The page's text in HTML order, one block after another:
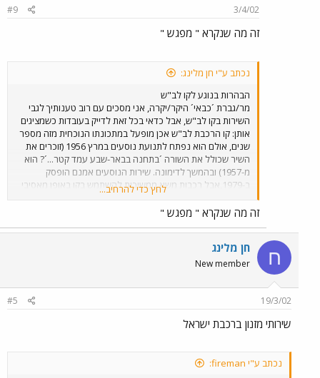
3/4/02
#9
זה מה שנקרא " מפגש "
נכתב ע"י חן מלינג:
הבהרות בנוגע לקו לב"ש
מר/גברת ´כבאי´ היקר/יקרה, אני מסכים עם רוב טענותיך לגבי
השירות בקו לב"ש, אבל כדאי בכל זאת לדייק בעובדות כשמציגים
אותן: קו הרכבת לב"ש אכן מופעל במתכונתו הנוכחית מזה מספר
שנים, אולם הוא נפתח לתנועת נוסעים במרץ 1956 (זוכרים את
השיר שכולל את השורה ´בתחנה בבאר-שבע עמד קטר...´? הוא
מ-1957) ובהמשך לדימונה. שירות הנוסעים אמנם הופסק
ב-1979,אבל רכבות משא ממשיכות להשתמש בקו באופן מאסיבי
ברציפות עד עצם היום הזה. לגבי כמות הרכבות בקו - מאז פתיחתו
מחדש לתנועת נוסעים הוגדל מספר הרכבות הנוסעות כל יום
באופן לוגריתמי כמעט, ונוספה תחנה חדשה לגמרי, ובדרך
הכפלת המסילה, יישורה ואי"ה (אני לא דתי) גם רכישת רכבות
רוכנות, שיזרזו את הנסיעה. אני מסכים שמה שנעשה עד היום
עדיין לא מספיק, אבל אי אפשר לומר שיש קיפאון. ודבר אחרון -
מסילה (יש רק מסילה אחת) אלא כדי לחכות להגעתה של רכבת
שמתפצלת מהמסילה הראשית וחוזרת ומתחברת אליה אח"כ.
לחץ כדי להרחיב...
זה מה שנקרא " מפגש "
ח חן מלינג
New member
19/3/02
#5
שירותי מזנון ברכבת ישראל
נכתב ע"י fireman: